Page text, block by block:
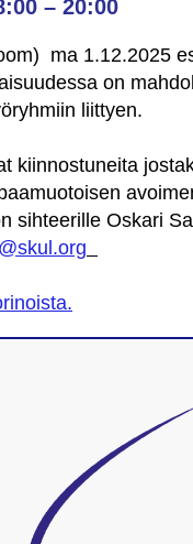
– 20:00
ma 1.12.2025
on
liittyen.
kiinnostuneita
sihteerille Oskari